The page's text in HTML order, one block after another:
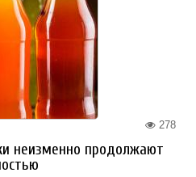
278
неизменно продолжают